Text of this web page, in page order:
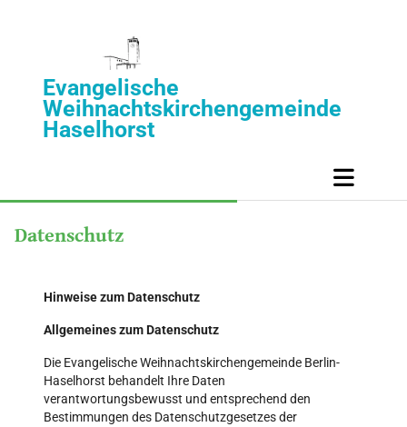
Evangelische
Weihnachtskirchengemeinde
Haselhorst
Datenschutz
Hinweise zum Datenschutz
Allgemeines zum Datenschutz
Die Evangelische Weihnachtskirchengemeinde Berlin-
Haselhorst behandelt Ihre Daten
verantwortungsbewusst und entsprechend den
Bestimmungen des Datenschutzgesetzes der